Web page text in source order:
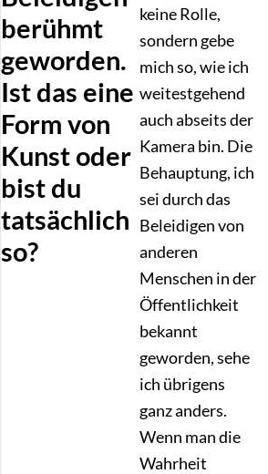
berühmt
geworden.
Ist das eine
Form von
Kunst oder
bist du
tatsächlich
so?
keine Rolle,
sondern gebe
mich so, wie ich
weitestgehend
auch abseits der
Kamera bin. Die
Behauptung, ich
sei durch das
Beleidigen von
anderen
Menschen in der
Öffentlichkeit
bekannt
geworden, sehe
ich übrigens
ganz anders.
Wenn man die
Wahrheit